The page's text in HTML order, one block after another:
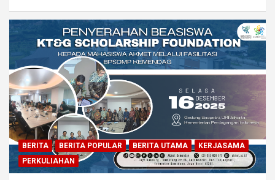
BERITA BERITA POPULAR BERITA UTAMA
KERJASAMA
PERKULIAHAN